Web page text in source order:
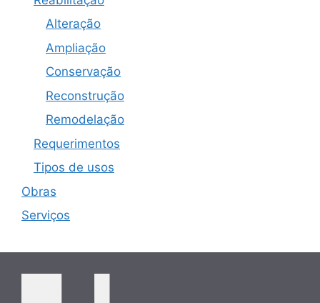
Alteração
Ampliação
Conservação
Reconstrução
Remodelação
Requerimentos
Tipos de usos
Obras
Serviços